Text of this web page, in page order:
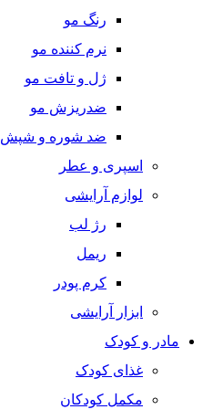
رنگ مو
نرم کننده مو
ژل و تافت مو
ضدریزش مو
ضد شوره و شپش
اسپری و عطر
لوازم آرایشی
رژ لب
ریمل
کرم پودر
ابزار آرایشی
مادر و کودک
غذای کودک
مکمل کودکان